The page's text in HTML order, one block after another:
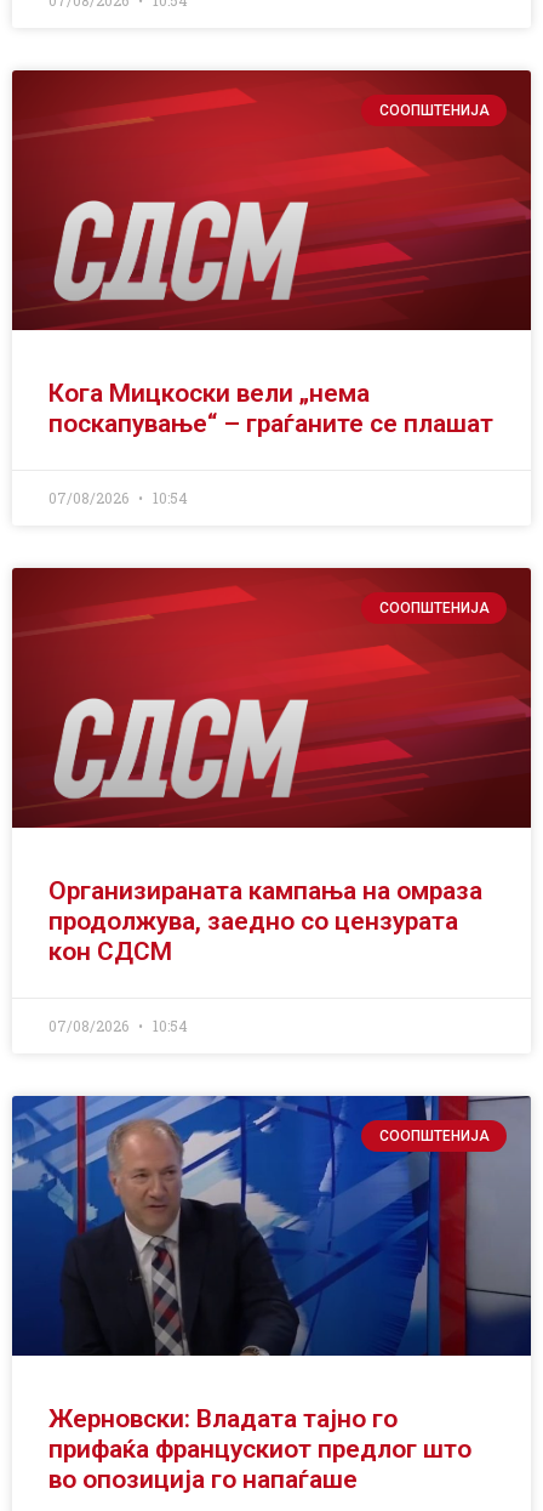
СООПШТЕНИЈА
Кога Мицкоски вели „нема
поскапување“ – граѓаните се плашат
07/08/2026 10:54
СООПШТЕНИЈА
Организираната кампања на омраза
продолжува, заедно со цензурата
кон СДСМ
07/08/2026 10:54
СООПШТЕНИЈА
Жерновски: Владата тајно го
прифаќа францускиот предлог што
во опозиција го напаѓаше